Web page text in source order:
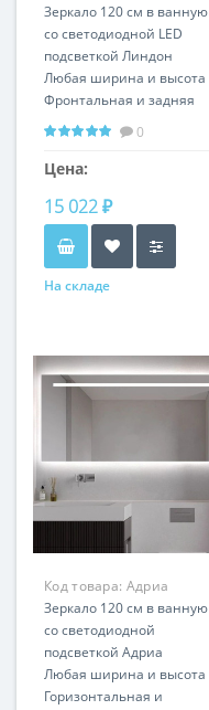
Зеркало 120 см в ванную
со светодиодной LED
подсветкой Линдон
Любая ширина и высота
Фронтальная и задняя
подсветка
Горизонтальная и
вертикальная установка
0
Цена:
15 022 ₽
На складе
Код товара: Адриа
RSL0007
Зеркало 120 см в ванную
со светодиодной
подсветкой Адриа
Любая ширина и высота
Горизонтальная и